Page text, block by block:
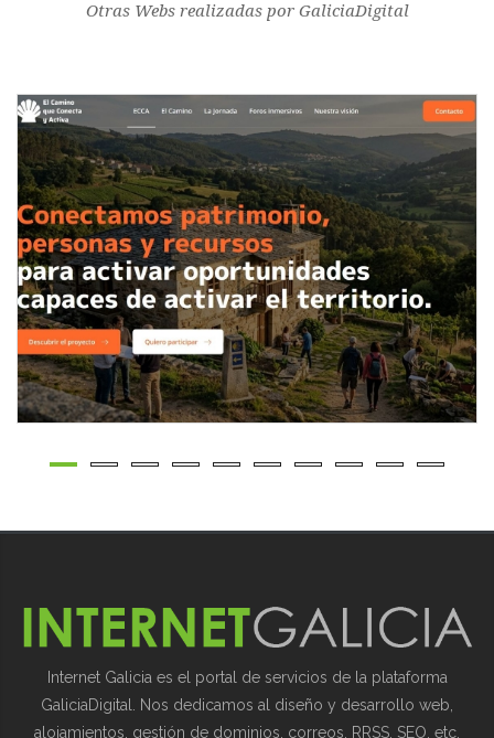
Otras Webs realizadas por GaliciaDigital
Internet Galicia es el portal de servicios de la plataforma
GaliciaDigital. Nos dedicamos al diseño y desarrollo web,
alojamientos, gestión de dominios, correos, RRSS, SEO, etc.